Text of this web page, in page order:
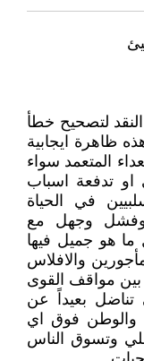
لتصحيح خطأ
ظاهرة ايجابية
المتعمد سواء
تدفعة اسباب
في الحياة
وفشل وجهل مع
ما هو جميل فيها
والافلاس
بين مواقف القوى
بعيداً عن
والوطن فوق اي
وتسوق الناس